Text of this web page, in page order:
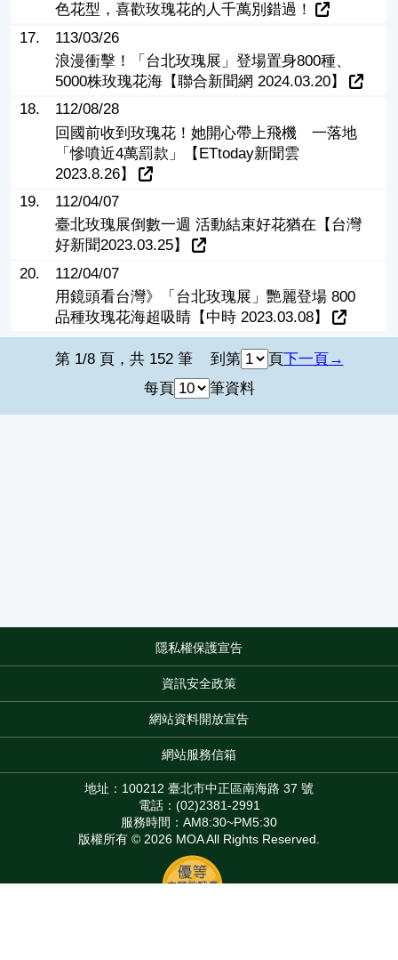
色花型，喜歡玫瑰花的人千萬別錯過！
17.
113/03/26
浪漫衝擊！「台北玫瑰展」登場置身800種、
5000株玫瑰花海【聯合新聞網 2024.03.20】
18.
112/08/28
回國前收到玫瑰花！她開心帶上飛機 一落地
「慘噴近4萬罰款」【ETtoday新聞雲
2023.8.26】
19.
112/04/07
臺北玫瑰展倒數一週 活動結束好花猶在【台灣
好新聞2023.03.25】
20.
112/04/07
用鏡頭看台灣》「台北玫瑰展」艷麗登場 800
品種玫瑰花海超吸睛【中時 2023.03.08】
第 1/8 頁，共 152 筆 到第 頁下一頁
每頁
筆資料
隱私權保護宣告
資訊安全政策
網站資料開放宣告
網站服務信箱
地址：100212 臺北市中正區南海路 37 號
電話：(02)2381-2991
服務時間：AM8:30~PM5:30
版權所有 © 2026 MOA All Rights Reserved.